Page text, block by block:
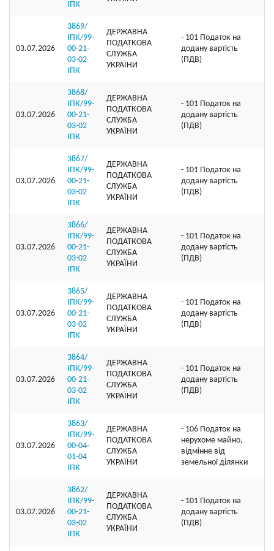
ІПК
03.07.2026
3869/
ІПК/99-
00-21-
03-02
ІПК
ДЕРЖАВНА
ПОДАТКОВА
СЛУЖБА
УКРАЇНИ
- 101 Податок на
додану вартість
(ПДВ)
03.07.2026
3868/
ІПК/99-
00-21-
03-02
ІПК
ДЕРЖАВНА
ПОДАТКОВА
СЛУЖБА
УКРАЇНИ
- 101 Податок на
додану вартість
(ПДВ)
03.07.2026
3867/
ІПК/99-
00-21-
03-02
ІПК
ДЕРЖАВНА
ПОДАТКОВА
СЛУЖБА
УКРАЇНИ
- 101 Податок на
додану вартість
(ПДВ)
03.07.2026
3866/
ІПК/99-
00-21-
03-02
ІПК
ДЕРЖАВНА
ПОДАТКОВА
СЛУЖБА
УКРАЇНИ
- 101 Податок на
додану вартість
(ПДВ)
03.07.2026
3865/
ІПК/99-
00-21-
03-02
ІПК
ДЕРЖАВНА
ПОДАТКОВА
СЛУЖБА
УКРАЇНИ
- 101 Податок на
додану вартість
(ПДВ)
03.07.2026
3864/
ІПК/99-
00-21-
03-02
ІПК
ДЕРЖАВНА
ПОДАТКОВА
СЛУЖБА
УКРАЇНИ
- 101 Податок на
додану вартість
(ПДВ)
03.07.2026
3863/
ІПК/99-
00-04-
01-04
ІПК
ДЕРЖАВНА
ПОДАТКОВА
СЛУЖБА
УКРАЇНИ
- 106 Податок на
нерухоме майно,
відмінне від
земельної ділянки
03.07.2026
3862/
ІПК/99-
00-21-
03-02
ІПК
ДЕРЖАВНА
ПОДАТКОВА
СЛУЖБА
УКРАЇНИ
- 101 Податок на
додану вартість
(ПДВ)